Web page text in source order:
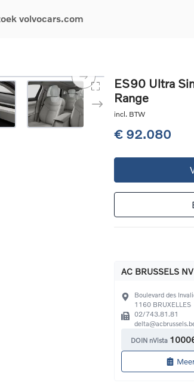
auto's
inhybride auto's
Mild hybrid auto's
volvocars.com
Boek een onderhoud
Onderhoud & herstellingen
Overname van uw auto
24/7 Pechverhelping
ES90 Ultra
Range
incl. BTW
€ 92.080
AC BRUSSELS NV
Boulevard des
1160 BRUXELLES
02/743.81.81
DOIN nVista